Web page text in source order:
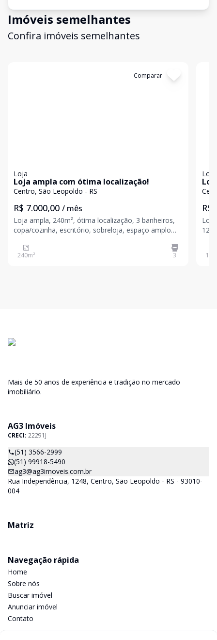
Imóveis semelhantes
Confira imóveis semelhantes
Comparar
Loja
Loja ampla com ótima localização!
Centro, São Leopoldo - RS
R$ 7.000,00 / mês
Loja ampla, 240m², ótima localização, 3 banheiros,
copa/cozinha, escritório, sobreloja, espaço amplo
o sonho de empreender o seu negócio. Agende a sua
240m² 3
Loja
R$
Loja
120m², 2 banheiros, 4
120
Mais de 50 anos de experiência e tradição no mercado
imobiliário.
AG3 Imóveis
CRECI: 22291J
(51) 3566-2999
(51) 99918-5490
ag3@ag3imoveis.com.br
Rua Independência, 1248, Centro, São Leopoldo - RS - 93010-
004
Matriz
Navegação rápida
Home
Sobre nós
Buscar imóvel
Anunciar imóvel
Contato